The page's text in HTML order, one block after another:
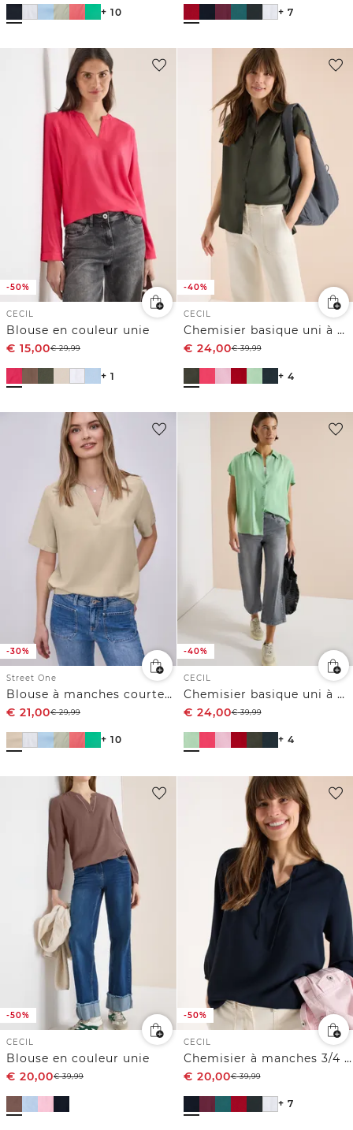
+ 10 + 7
-50%
CECIL
Blouse en couleur unie
€ 15,00€29,99
+ 1
-40%
CECIL
Chemisier basique uni à manches courtes
€ 24,00€39,99
+ 4
-30%
Street One
Blouse à manches courtes avec turn-up
€ 21,00€29,99
+ 10
-40%
CECIL
Chemisier basique uni à manches courtes
€ 24,00€39,99
+ 4
-50%
CECIL
Blouse en couleur unie
€ 20,00€39,99
-50%
CECIL
Chemisier à manches 3/4 avec col fendu
€ 20,00€39,99
+ 7